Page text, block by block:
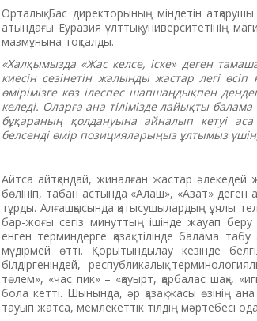
Орталық Бас директорының міндетін
атындағы Еуразия ұлттық университетінің
мазмұнына тоқталды.
«Халқымызда «Жас келсе, іске» деген
киесін сезінетін жалынды жастар легі
өмірімізге көз ілеспес шапшаңдықпен
келеді. Оларға ана тілімізде лайықты
бұқараның қолдануына айналып кетуі
белсенді өмір позицияларыңыз ұлтымыз үшін,
Айтса айтқандай, жиналған жастар
бөлініп, табан астында «Алаш», «Азат»
тұрды. Алғашқысында қатысушылардың ұялы
бар-жоғы сегіз минуттың ішінде жауап беру
енген терминдерге қазақ тілінде балама
мүдірмей өтті. Қорытындылау кезінде
білдіргеніндей, республикалық
төлем», «час пик» – «қауырт, қарбалас шақ»,
бола кетті. Шынында, әр қазақ жасы өзінің
тауып жатса, мемлекеттік тілдің мәртебесі